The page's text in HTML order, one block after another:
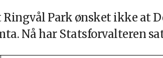
Ringvål Park ønsket ikke at
Nå har Statsforvalteren